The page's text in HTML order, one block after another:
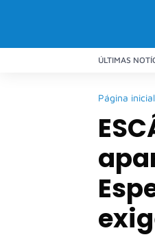
ÚLTIMAS
Página inicial